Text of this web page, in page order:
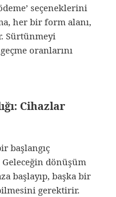
seçeneklerini
her bir form alanı,
Sürtünmeyi
oranlarını
Cihazlar
başlangıç
Geleceğin dönüşüm
başlayıp, başka bir
gerektirir.